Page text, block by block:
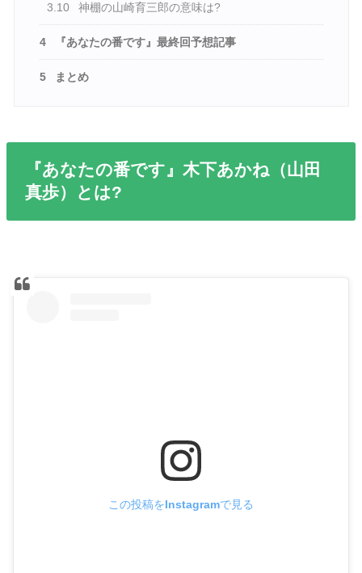
3.10 神棚の山崎育三郎の意味は?
4 『あなたの番です』最終回予想記事
5 まとめ
『あなたの番です』木下あかね（山田
真歩）とは?
この投稿をInstagramで見る